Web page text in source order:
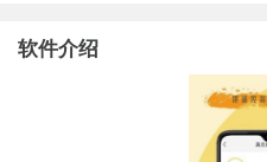
软件介绍